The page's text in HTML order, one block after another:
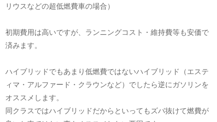
リウスなどの超低燃費車の場合）
初期費用は高いですが、ランニングコスト・維持費等も安価で
済みます。
ハイブリッドでもあまり低燃費ではないハイブリッド（エステ
ィマ・アルファード・クラウンなど）でしたら逆にガソリンを
オススメします。
同クラスではハイブリッドだからといってもズバ抜けて燃費が